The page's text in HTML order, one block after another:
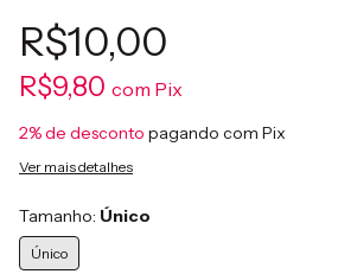
R$10,00
R$9,80 com Pix
2% de desconto pagando com Pix
Ver mais detalhes
Tamanho: Único
Único